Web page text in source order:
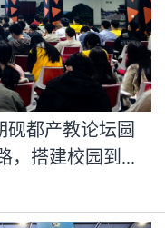
砚都产教论坛圆
搭建校园到...